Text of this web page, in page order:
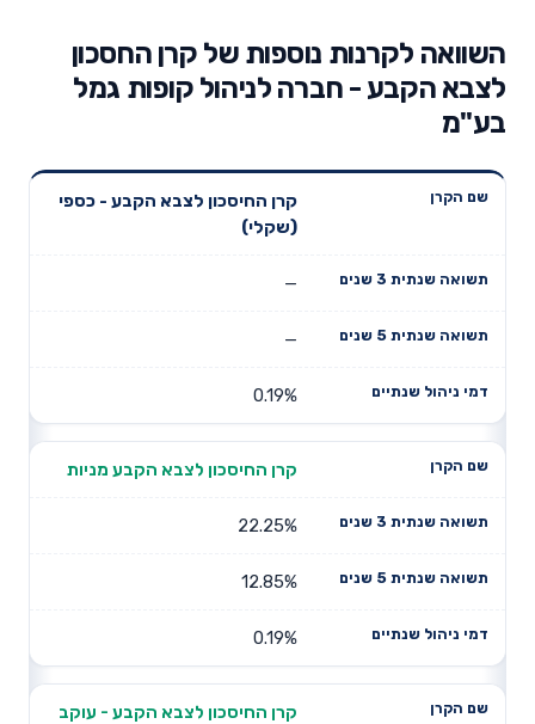
השוואה לקרנות נוספות של קרן החסכון
לצבא הקבע - חברה לניהול קופות גמל
בע"מ
שנתית 3
תשואה
דמי ניהול
קרן החיסכון לצבא הקבע - כספי
(שקלי)
—
—
0.19%
קרן החיסכון לצבא הקבע מניות
22.25%
12.85%
0.19%
קרן החיסכון לצבא הקבע - עוקב